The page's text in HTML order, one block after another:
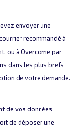
envoyer une
recommandé à
ou à Overcome par
dans les plus brefs
de votre demande.
de vos données
de déposer une